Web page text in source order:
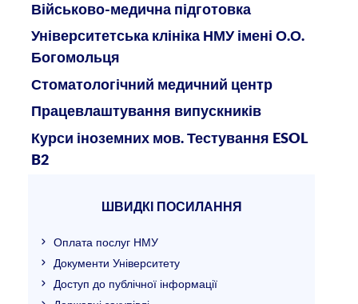
Військово-медична підготовка
Університетська клініка НМУ імені О.О.
Богомольця
Стоматологічний медичний центр
Працевлаштування випускників
Курси іноземних мов. Тестування ESOL
B2
ШВИДКІ ПОСИЛАННЯ
Оплата послуг НМУ
Документи Університету
Доступ до публічної інформації